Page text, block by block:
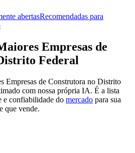
abertasRecomendadas para
Empresas de
Federal
Empresas de Construtora no Distrito
com nossa própria IA. É a lista
e confiabilidade do mercado para sua
que vende.